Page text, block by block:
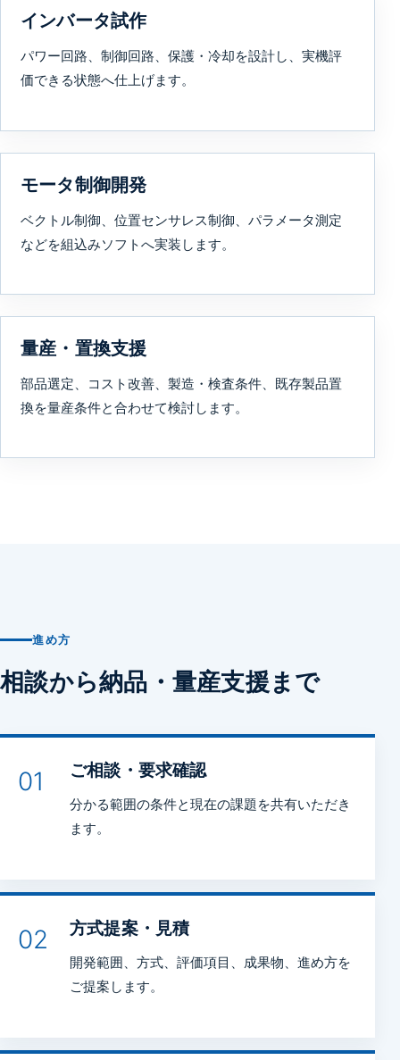
インバータ試作
パワー回路、制御回路、保護・冷却を設計し、実機評
価できる状態へ仕上げます。
モータ制御開発
ベクトル制御、位置センサレス制御、パラメータ測定
などを組込みソフトへ実装します。
量産・置換支援
部品選定、コスト改善、製造・検査条件、既存製品置
換を量産条件と合わせて検討します。
進め方
相談から納品・量産支援まで
01 ご相談・要求確認
分かる範囲の条件と現在の課題を共有いただき
ます。
02 方式提案・見積
開発範囲、方式、評価項目、成果物、進め方を
ご提案します。